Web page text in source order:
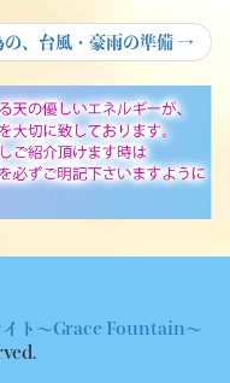
の、台風・豪雨の準備 →
イト～Grace Fountain～